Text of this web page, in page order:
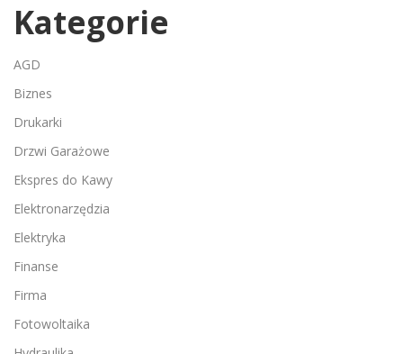
Kategorie
AGD
Biznes
Drukarki
Drzwi Garażowe
Ekspres do Kawy
Elektronarzędzia
Elektryka
Finanse
Firma
Fotowoltaika